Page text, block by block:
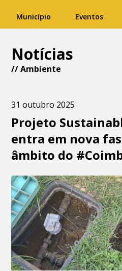
Município Eventos
Notícias
//Ambiente
31 outubro 2025
Projeto
entra em nova
âmbito do